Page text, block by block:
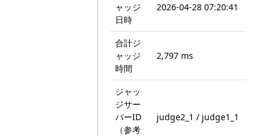
ャッジ
日時
2026-04-28 07:20:41
合計ジ
ャッジ
時間
2,797 ms
ジャッ
ジサー
バーID
（参考
judge2_1 / judge1_1